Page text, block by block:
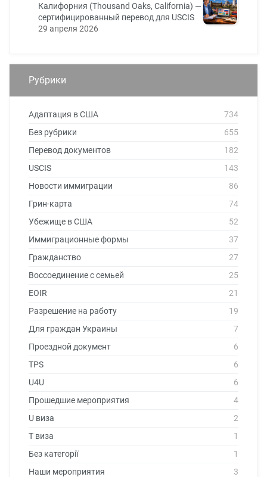
Калифорния (Thousand Oaks, California) —
сертифицированный перевод для USCIS
29 апреля 2026
Рубрики
Адаптация в США
734
Без рубрики
655
Перевод документов
182
USCIS
143
Новости иммиграции
86
Грин-карта
74
Убежище в США
52
Иммиграционные формы
37
Гражданство
27
Воссоединение с семьей
25
EOIR
21
Разрешение на работу
19
Для граждан Украины
7
Проездной документ
6
TPS
6
U4U
6
Прошедшие мероприятия
4
U виза
2
T виза
1
Без категорії
1
Наши мероприятия
3